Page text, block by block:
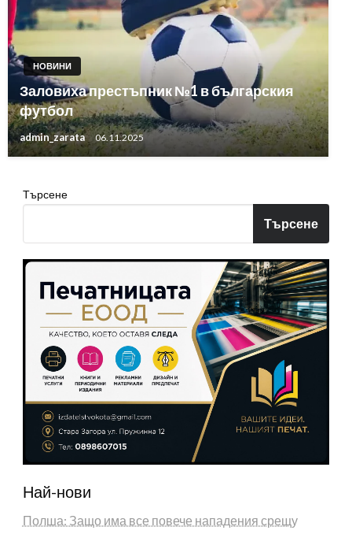
НОВИНИ
Заловиха престъпник №1 в българския
футбол
admin_zarata 06.11.2025
Търсене
Търсене
Най-нови
Полша: Защо има все повече нападения срещу